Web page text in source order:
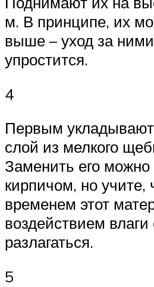
м. В принципе, их
выше – уход за
упростится.
4
Первым
слой из мелкого
Заменить его
кирпичом, но учите,
временем этот
воздействием влаги
разлагаться.
5